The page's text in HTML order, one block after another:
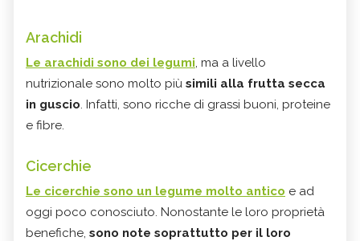
Arachidi
Le arachidi sono dei legumi, ma a livello
nutrizionale sono molto più simili alla frutta secca
in guscio. Infatti, sono ricche di grassi buoni, proteine
e fibre.
Cicerchie
Le cicerchie sono un legume molto antico e ad
oggi poco conosciuto. Nonostante le loro proprietà
benefiche, sono note soprattutto per il loro